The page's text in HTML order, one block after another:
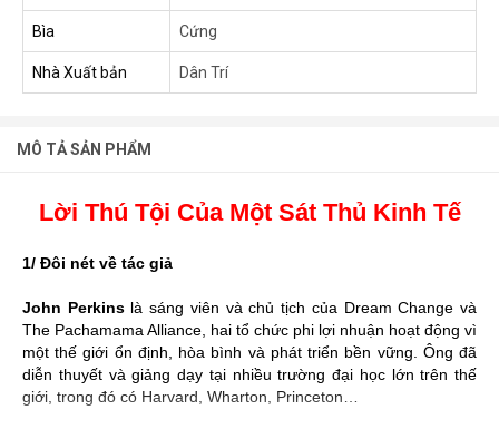
Bìa Cứng
Nhà Xuất bản Dân Trí
MÔ TẢ SẢN PHẨM
Lời Thú Tội Của Một Sát Thủ Kinh Tế
1/ Đôi nét về tác giả
John Perkinslà sáng viên và chủ tịch của Dream Change và
The Pachamama Alliance, hai tổ chức phi lợi nhuận hoạt động vì
một thế giới ổn định, hòa bình và phát triển bền vững. Ông đã
diễn thuyết và giảng dạy tại nhiều trường đại học lớn trên thế
giới, trong đó có Harvard, Wharton, Princeton…